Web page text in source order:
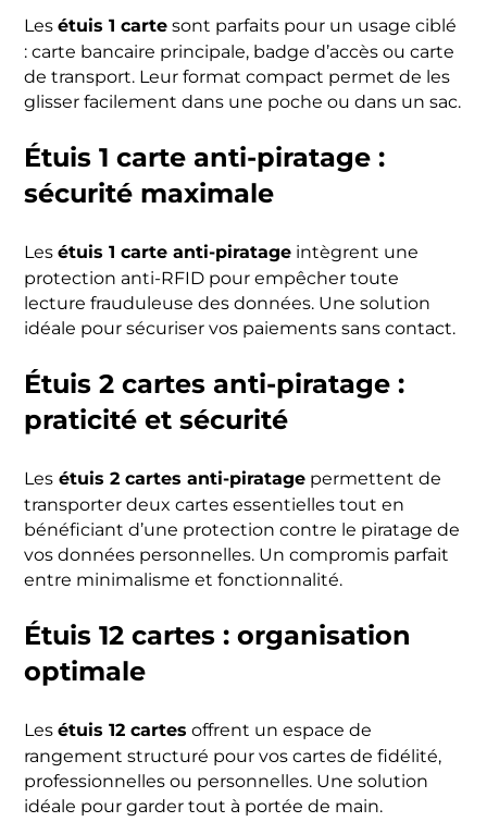
Lesétuis 1 cartesont parfaits pour un usage ciblé
: carte bancaire principale, badge d’accès ou carte
de transport. Leur format compact permet de les
glisser facilement dans une poche ou dans un sac.
Étuis 1 carte anti-piratage :
sécurité maximale
Lesétuis 1 carte anti-piratage intègrent une
protection anti-RFID pour empêcher toute
lecture frauduleuse des données. Une solution
idéale pour sécuriser vos paiements sans contact.
Étuis 2 cartes anti-piratage :
praticité et sécurité
Les étuis 2 cartes anti-piratage permettent de
transporter deux cartes essentielles tout en
bénéficiant d’une protection contre le piratage de
vos données personnelles. Un compromis parfait
entre minimalisme et fonctionnalité.
Étuis 12 cartes : organisation
optimale
Lesétuis 12 cartes offrent un espace de
rangement structuré pour vos cartes de fidélité,
professionnelles ou personnelles. Une solution
idéale pour garder tout à portée de main.